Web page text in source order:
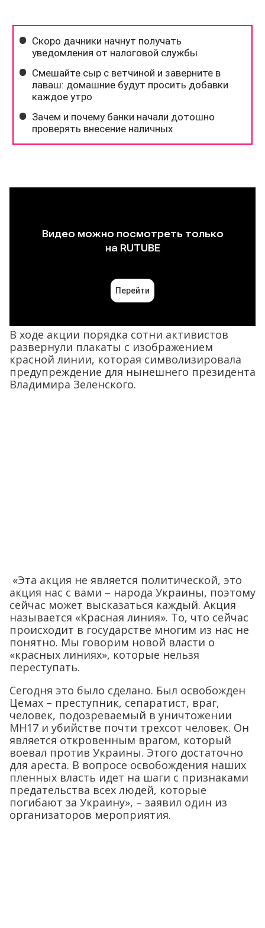
В ходе акции порядка сотни активистов
развернули плакаты с изображением
красной линии, которая символизировала
предупреждение для нынешнего президента
Владимира Зеленского.
«Эта акция не является политической, это
акция нас с вами – народа Украины, поэтому
сейчас может высказаться каждый. Акция
называется «Красная линия». То, что сейчас
происходит в государстве многим из нас не
понятно. Мы говорим новой власти о
«красных линиях», которые нельзя
переступать.
Сегодня это было сделано. Был освобожден
Цемах – преступник, сепаратист, враг,
человек, подозреваемый в уничтожении
МН17 и убийстве почти трехсот человек. Он
является откровенным врагом, который
воевал против Украины. Этого достаточно
для ареста. В вопросе освобождения наших
пленных власть идет на шаги с признаками
предательства всех людей, которые
погибают за Украину», – заявил один из
организаторов мероприятия.